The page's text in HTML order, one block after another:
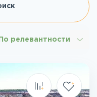
По релевантности